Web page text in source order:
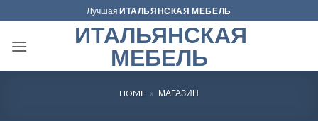
to
content
ЛучшаяИТАЛЬЯНСКАЯ МЕБЕЛЬ
ИТАЛЬЯНСКАЯ
МЕБЕЛЬ
HOME » МАГАЗИН